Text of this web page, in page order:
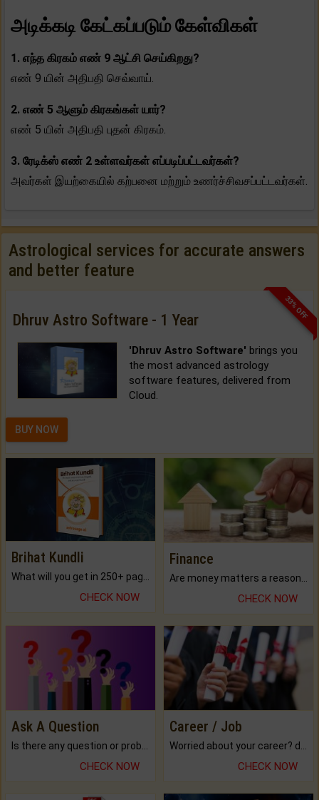
அடிக்கடி கேட்கப்படும் கேள்விகள்
1. எந்த கிரகம் எண் 9 ஆட்சி செய்கிறது?
எண் 9 யின் அதிபதி செவ்வாய்.
2. எண் 5 ஆளும் கிரகங்கள் யார்?
எண் 5 யின் அதிபதி புதன் கிரகம்.
3. ரேடிக்ஸ் எண் 2 உள்ளவர்கள் எப்படிப்பட்டவர்கள்?
அவர்கள் இயற்கையில் கற்பனை மற்றும் உணர்ச்சிவசப்பட்டவர்கள்.
Astrological services for accurate answers
and better feature
33% OFF
Dhruv Astro Software - 1 Year
'Dhruv Astro Software' brings you
the most advanced astrology
software features, delivered from
Cloud.
BUY NOW
Brihat Kundli
CHECK NOW
Finance
CHECK NOW
Ask A Question
Is there any question or problem lingering.
CHECK NOW
Career / Job
Worried about your career? don't know what is.
CHECK NOW